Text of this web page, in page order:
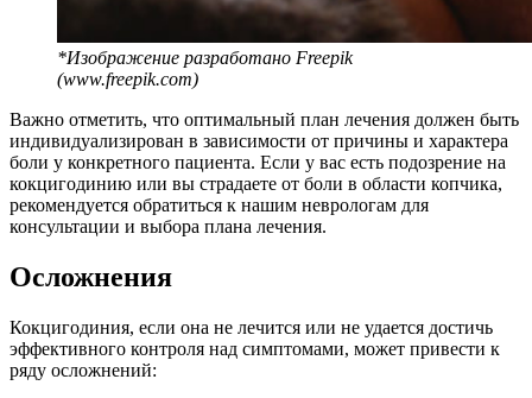
*Изображение разработано Freepik
(www.freepik.com)
Важно отметить, что оптимальный план лечения должен быть
индивидуализирован в зависимости от причины и характера
боли у конкретного пациента. Если у вас есть подозрение на
кокцигодинию или вы страдаете от боли в области копчика,
рекомендуется обратиться к нашим неврологам для
консультации и выбора плана лечения.
Осложнения
Кокцигодиния, если она не лечится или не удается достичь
эффективного контроля над симптомами, может привести к
ряду осложнений: